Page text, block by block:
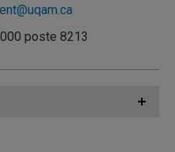
poste 8213